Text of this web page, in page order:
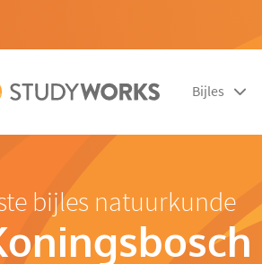
Bijles
bijles natuurkunde